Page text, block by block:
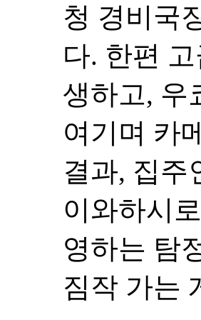
청 경비국
다. 한편
생하고, 우
여기며 카
결과, 집주
이와하시
영하는 탐
짐작 가는